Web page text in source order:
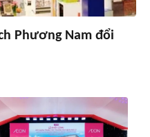
Phương Nam đổi